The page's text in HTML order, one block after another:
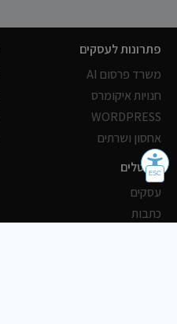
פתרונות לעסקים
משרד פרסום AI
חנויות איקומרס
WORDPRESS
אחסון ושרתים
פורטלים
עסקים
כתבות